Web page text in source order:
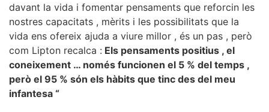
davant la vida i fomentar pensaments que reforcin les
nostres capacitats , mèrits i les possibilitats que la
vida ens ofereix ajuda a viure millor , és un pas , però
com Lipton recalca : Els pensaments positius , el
coneixement … només funcionen el 5 % del temps ,
però el 95 % són els hàbits que tinc des del meu
infantesa “